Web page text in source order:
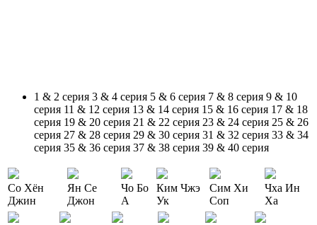
1 & 2 серия 3 & 4 серия 5 & 6 серия 7 & 8 серия 9 & 10
серия 11 & 12 серия 13 & 14 серия 15 & 16 серия 17 & 18
серия 19 & 20 серия 21 & 22 серия 23 & 24 серия 25 & 26
серия 27 & 28 серия 29 & 30 серия 31 & 32 серия 33 & 34
серия 35 & 36 серия 37 & 38 серия 39 & 40 серия
Со Хён
Джин
Ян Се
Джон
Чо Бо
А
Ким Чжэ
Ук
Сим Хи
Соп
Чха Ин
Ха